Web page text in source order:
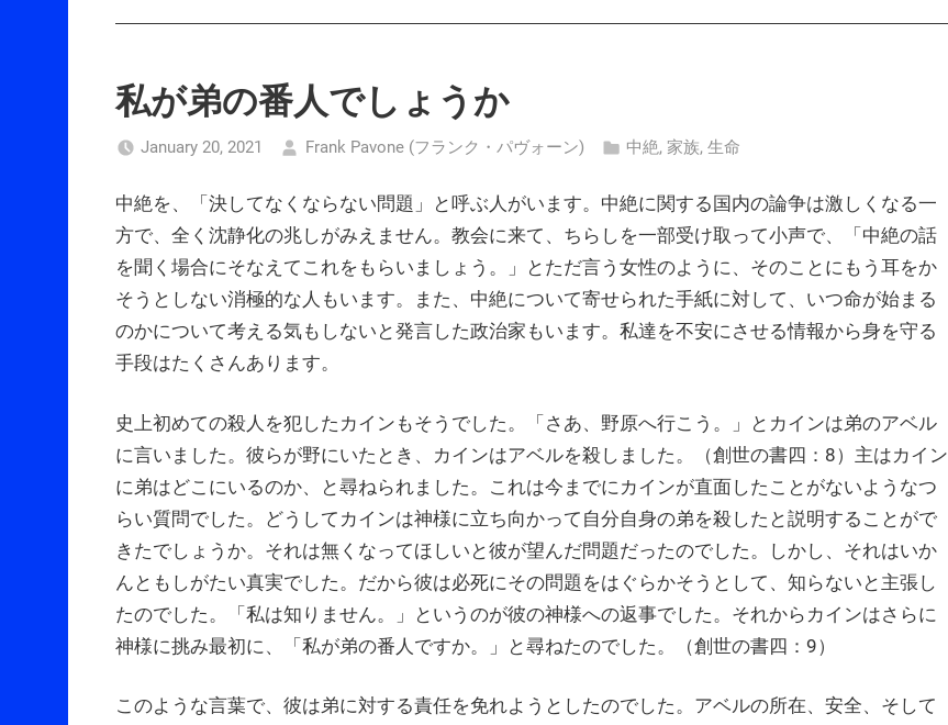
私が弟の番人でしょうか
January 20, 2021 Frank Pavone (フランク・パヴォーン) 中絶, 家族, 生命
中絶を、「決してなくならない問題」と呼ぶ人がいます。中絶に関する国内の論争は激しくなる一
方で、全く沈静化の兆しがみえません。教会に来て、ちらしを一部受け取って小声で、「中絶の話
を聞く場合にそなえてこれをもらいましょう。」とただ言う女性のように、そのことにもう耳をか
そうとしない消極的な人もいます。また、中絶について寄せられた手紙に対して、いつ命が始まる
のかについて考える気もしないと発言した政治家もいます。私達を不安にさせる情報から身を守る
手段はたくさんあります。
史上初めての殺人を犯したカインもそうでした。「さあ、野原へ行こう。」とカインは弟のアベル
に言いました。彼らが野にいたとき、カインはアベルを殺しました。（創世の書四：8）主はカイン
に弟はどこにいるのか、と尋ねられました。これは今までにカインが直面したことがないようなつ
らい質問でした。どうしてカインは神様に立ち向かって自分自身の弟を殺したと説明することがで
きたでしょうか。それは無くなってほしいと彼が望んだ問題だったのでした。しかし、それはいか
んともしがたい真実でした。だから彼は必死にその問題をはぐらかそうとして、知らないと主張し
たのでした。「私は知りません。」というのが彼の神様への返事でした。それからカインはさらに
神様に挑み最初に、「私が弟の番人ですか。」と尋ねたのでした。（創世の書四：9）
このような言葉で、彼は弟に対する責任を免れようとしたのでした。アベルの所在、安全、そして